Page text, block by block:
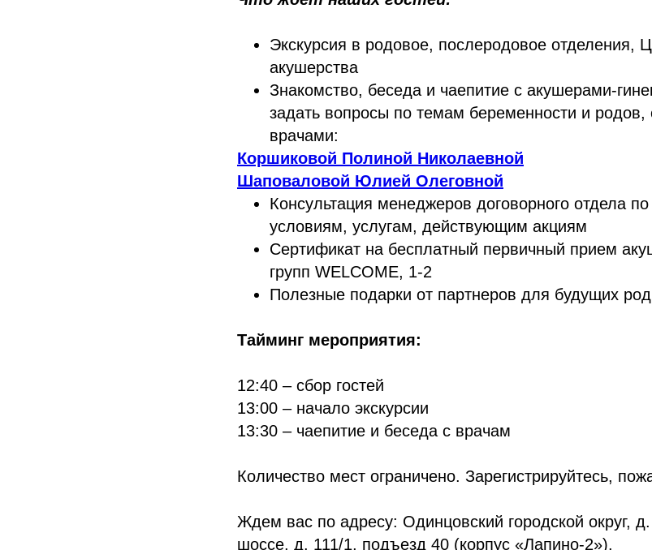
Экскурсия в родовое, послеродовое отделения,
акушерства
Знакомство, беседа и чаепитие с акушерами-
задать вопросы по темам беременности и родов,
врачами:
Коршиковой Полиной Николаевной
Шаповаловой Юлией Олеговной
Консультация менеджеров договорного отдела по
условиям, услугам, действующим акциям
Сертификат на бесплатный первичный прием
групп WELCOME, 1-2
Полезные подарки от партнеров для будущих
Тайминг мероприятия:
12:40 – сбор гостей
13:00 – начало экскурсии
13:30 – чаепитие и беседа с врачам
Количество мест ограничено. Зарегистрируйтесь,
Ждем вас по адресу: Одинцовский городской округ,
шоссе, д. 111/1, подъезд 40 (корпус «Лапино-2»).